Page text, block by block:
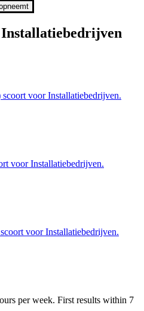
Installatiebedrijven
scoort voorInstallatiebedrijven.
voorInstallatiebedrijven.
scoort voorInstallatiebedrijven.
per week. First results within 7